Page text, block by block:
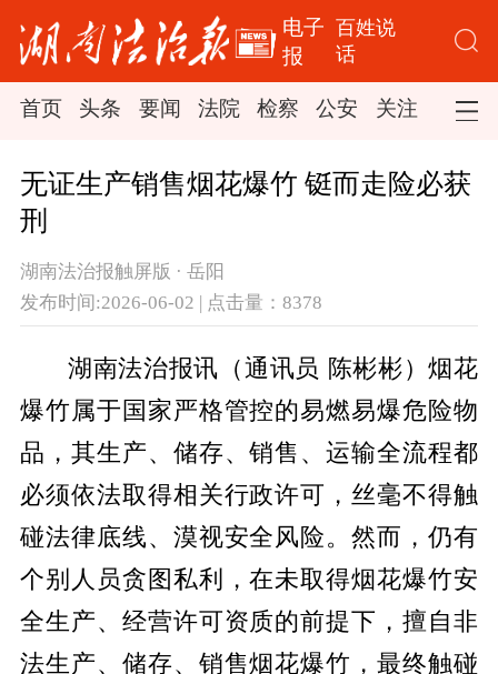
电子
报
百姓说
话
首页 头条 要闻 法院 检察 公安 关注 司法
无证生产销售烟花爆竹 铤而走险必获
刑
湖南法治报触屏版 · 岳阳
发布时间:2026-06-02 | 点击量：8378
湖南法治报讯（通讯员 陈彬彬）烟花
爆竹属于国家严格管控的易燃易爆危险物
品，其生产、储存、销售、运输全流程都
必须依法取得相关行政许可，丝毫不得触
碰法律底线、漠视安全风险。然而，仍有
个别人员贪图私利，在未取得烟花爆竹安
全生产、经营许可资质的前提下，擅自非
法生产、储存、销售烟花爆竹，最终触碰